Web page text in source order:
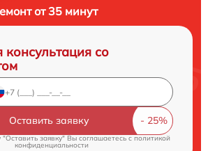
от 35 минут
консультация со
Оставить заявку
заявку" Вы соглашаетесь c политикой
конфиденциальности